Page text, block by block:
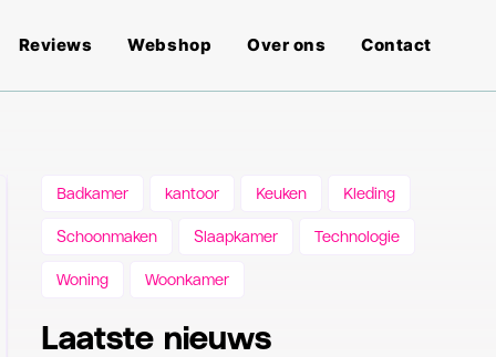
Reviews Webshop Over ons Contact
Badkamer kantoor Keuken Kleding
Schoonmaken Slaapkamer Technologie
Woning Woonkamer
Laatste nieuws